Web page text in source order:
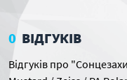
0 ВІДГУКІВ
Відгуків про